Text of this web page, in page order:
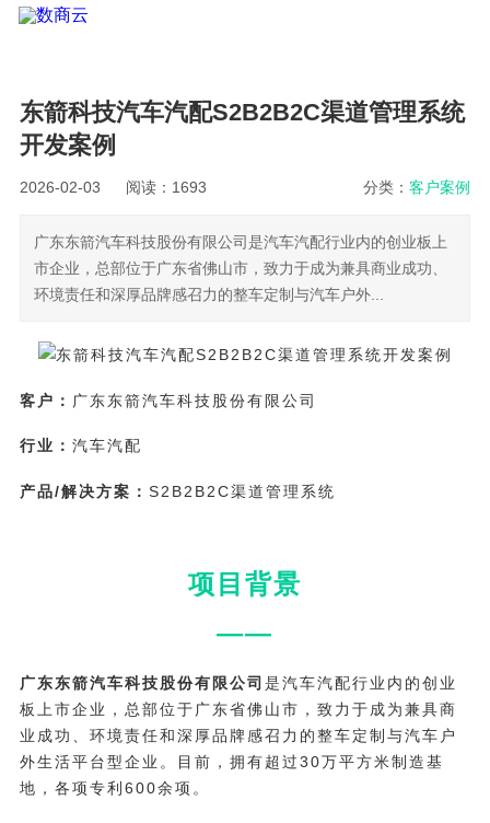
东箭科技汽车汽配S2B2B2C渠道管理系统
开发案例
2026-02-03 阅读：1693 分类：客户案例
广东东箭汽车科技股份有限公司是汽车汽配行业内的创业板上
市企业，总部位于广东省佛山市，致力于成为兼具商业成功、
环境责任和深厚品牌感召力的整车定制与汽车户外...
客户： 广东东箭汽车科技股份有限公司
行业： 汽车汽配
产品/解决方案： S2B2B2C渠道管理系统
项目背景
——
广东东箭汽车科技股份有限公司 是汽车汽配行业内的创业
板上市企业，总部位于广东省佛山市，致力于成为兼具商
业成功、环境责任和深厚品牌感召力的整车定制与汽车户
外生活平台型企业。目前，拥有超过30万平方米制造基
地，各项专利600余项。